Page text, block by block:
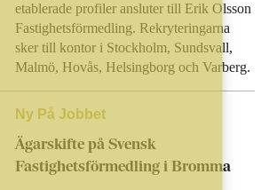
etablerade profiler ansluter till Erik Olsson
Fastighetsförmedling. Rekryteringarna
sker till kontor i Stockholm, Sundsvall,
Malmö, Hovås, Helsingborg och Varberg.
Ny På Jobbet
Ägarskifte på Svensk
Fastighetsförmedling i Bromma